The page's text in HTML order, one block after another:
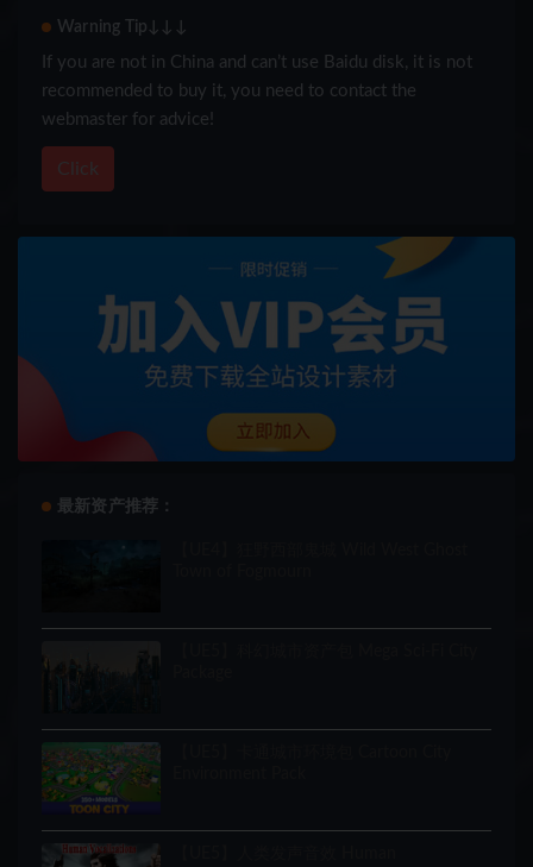
Warning Tip↓↓↓
If you are not in China and can’t use Baidu disk, it is not
recommended to buy it, you need to contact the
webmaster for advice!
Click
最新资产推荐：